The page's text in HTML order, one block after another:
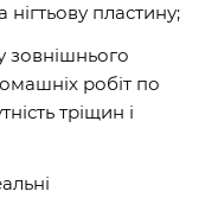
пластину;
зовнішнього
робіт по
тріщин і